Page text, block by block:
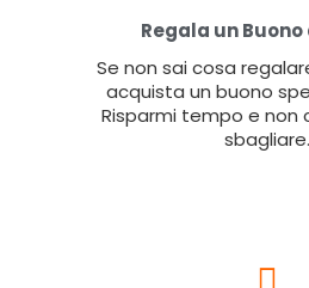
Regala un
Se non sai cosa
acquista un buono
Risparmi tempo e non
sbagliare.